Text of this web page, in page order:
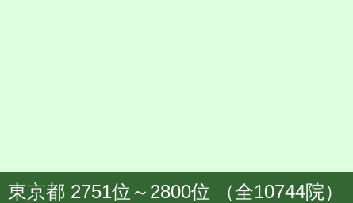
東京都 2751位～2800位 （全10744院）